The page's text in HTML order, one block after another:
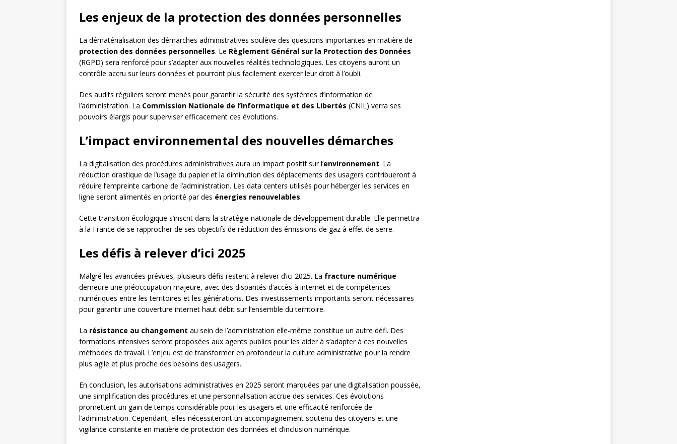
Les enjeux de la protection des données personnelles
La dématérialisation des démarches administratives soulève des questions importantes en matière de
protection des données personnelles. Le Règlement Général sur la Protection des Données
(RGPD) sera renforcé pour s’adapter aux nouvelles réalités technologiques. Les citoyens auront un
contrôle accru sur leurs données et pourront plus facilement exercer leur droit à l’oubli.
Des audits réguliers seront menés pour garantir la sécurité des systèmes d’information de
l’administration. La Commission Nationale de l’Informatique et des Libertés (CNIL) verra ses
pouvoirs élargis pour superviser efficacement ces évolutions.
L’impact environnemental des nouvelles démarches
La digitalisation des procédures administratives aura un impact positif sur l’environnement. La
réduction drastique de l’usage du papier et la diminution des déplacements des usagers contribueront à
réduire l’empreinte carbone de l’administration. Les data centers utilisés pour héberger les services en
ligne seront alimentés en priorité par des énergies renouvelables.
Cette transition écologique s’inscrit dans la stratégie nationale de développement durable. Elle permettra
à la France de se rapprocher de ses objectifs de réduction des émissions de gaz à effet de serre.
Les défis à relever d’ici 2025
Malgré les avancées prévues, plusieurs défis restent à relever d’ici 2025. La fracture numérique
demeure une préoccupation majeure, avec des disparités d’accès à internet et de compétences
numériques entre les territoires et les générations. Des investissements importants seront nécessaires
pour garantir une couverture internet haut débit sur l’ensemble du territoire.
La résistance au changement au sein de l’administration elle-même constitue un autre défi. Des
formations intensives seront proposées aux agents publics pour les aider à s’adapter à ces nouvelles
méthodes de travail. L’enjeu est de transformer en profondeur la culture administrative pour la rendre
plus agile et plus proche des besoins des usagers.
En conclusion, les autorisations administratives en 2025 seront marquées par une digitalisation poussée,
une simplification des procédures et une personnalisation accrue des services. Ces évolutions
promettent un gain de temps considérable pour les usagers et une efficacité renforcée de
l’administration. Cependant, elles nécessiteront un accompagnement soutenu des citoyens et une
vigilance constante en matière de protection des données et d’inclusion numérique.